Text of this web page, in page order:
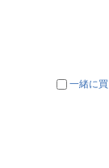
一緒に買